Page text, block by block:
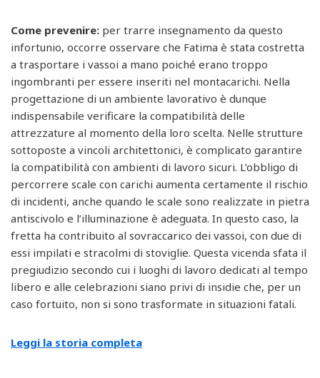
Come prevenire: per trarre insegnamento da questo
infortunio, occorre osservare che Fatima è stata costretta
a trasportare i vassoi a mano poiché erano troppo
ingombranti per essere inseriti nel montacarichi. Nella
progettazione di un ambiente lavorativo è dunque
indispensabile verificare la compatibilità delle
attrezzature al momento della loro scelta. Nelle strutture
sottoposte a vincoli architettonici, è complicato garantire
la compatibilità con ambienti di lavoro sicuri. L’obbligo di
percorrere scale con carichi aumenta certamente il rischio
di incidenti, anche quando le scale sono realizzate in pietra
antiscivolo e l’illuminazione è adeguata. In questo caso, la
fretta ha contribuito al sovraccarico dei vassoi, con due di
essi impilati e stracolmi di stoviglie. Questa vicenda sfata il
pregiudizio secondo cui i luoghi di lavoro dedicati al tempo
libero e alle celebrazioni siano privi di insidie che, per un
caso fortuito, non si sono trasformate in situazioni fatali.
Leggi la storia completa